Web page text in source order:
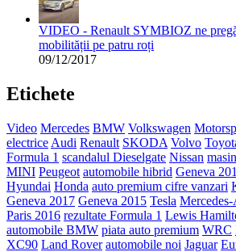
VIDEO - Renault SYMBIOZ ne
mobilității pe patru roți
09/12/2017
Etichete
Video Mercedes BMW Volkswagen
electrice Audi Renault SKODA Volvo
Formula 1 scandalul Dieselgate Nissan
MINI Peugeot automobile hibrid Geneva
Hyundai Honda auto premium cifre vanzari
Geneva 2017 Geneva 2015 Tesla
Paris 2016 rezultate Formula 1 Lewis
automobile BMW piata auto premium WRC
XC90 Land Rover automobile noi Jaguar